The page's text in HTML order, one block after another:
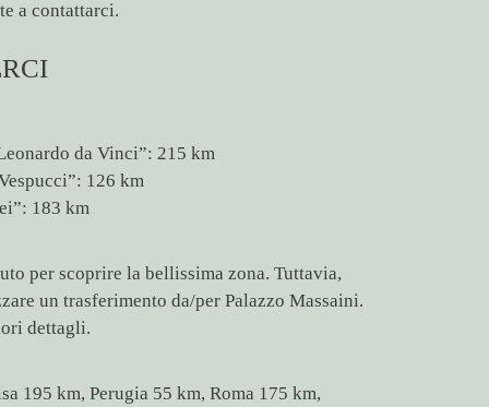
a contattarci.
da Vinci”: 215 km
126 km
183 km
per scoprire la bellissima zona. Tuttavia,
un trasferimento da/per Palazzo Massaini.
dettagli.
195 km, Perugia 55 km, Roma 175 km,